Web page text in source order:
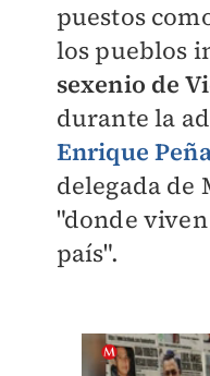
puestos
los pueblos
sexenio de
durante la
Enrique
delegada de
"donde
país".